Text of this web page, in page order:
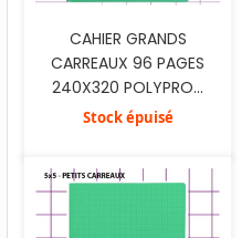
CAHIER GRANDS
CARREAUX 96 PAGES
240X320 POLYPRO...
Stock épuisé